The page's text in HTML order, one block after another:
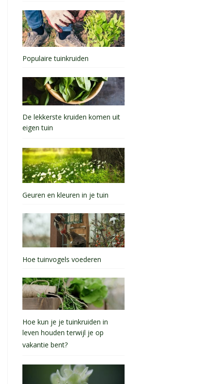
Populaire tuinkruiden
De lekkerste kruiden komen uit
eigen tuin
Geuren en kleuren in je tuin
Hoe tuinvogels voederen
Hoe kun je je tuinkruiden in
leven houden terwijl je op
vakantie bent?